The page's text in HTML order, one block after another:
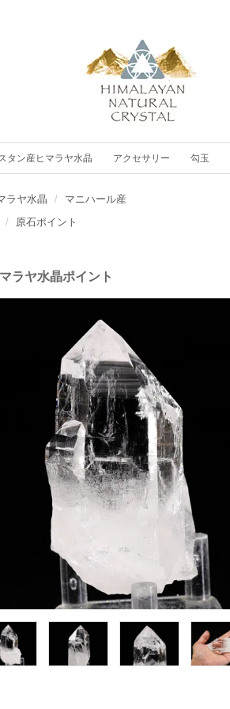
タン産ヒマラヤ水晶 アクセサリー 勾玉
ラヤ水晶
マニハール産
原石ポイント
ラヤ水晶ポイント